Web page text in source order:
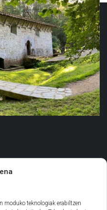
moduko teknologiak erabiltzen